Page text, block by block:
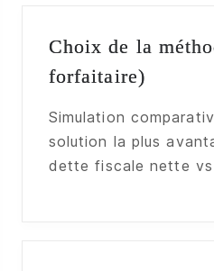
Choix de la
forfaitaire)
Simulation
solution la plus
dette fiscale nette